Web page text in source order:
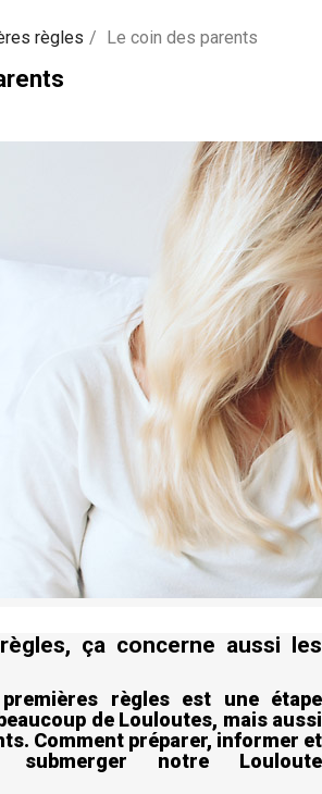
règles Le coin des parents
ça concerne aussi les
premières règles est une étape
de Louloutes, mais aussi
Comment préparer, informer et
submerger notre Louloute